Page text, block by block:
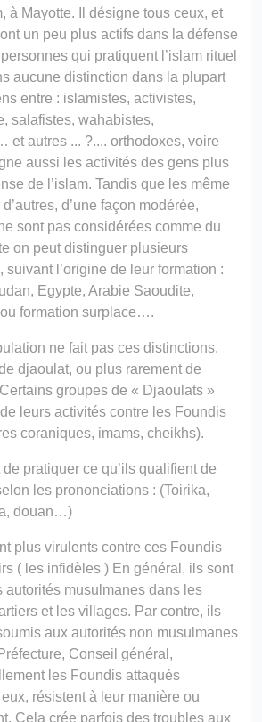
à Mayotte. Il désigne tous ceux, et
un peu plus actifs dans la défense
qui pratiquent l’islam rituel
aucune distinction dans la plupart
entre : islamistes, activistes,
salafistes, wahabistes,
et autres ... ?.... orthodoxes, voire
aussi les activités des gens plus
de l’islam. Tandis que les même
d’une façon modérée,
sont pas considérées comme du
on peut distinguer plusieurs
suivant l’origine de leur formation :
Egypte, Arabie Saoudite,
formation surplace….
ne fait pas ces distinctions.
djaoulat, ou plus rarement de
groupes de « Djaoulats »
leurs activités contre les Foundis
coraniques, imams, cheikhs).
de pratiquer ce qu’ils qualifient de
les prononciations : (Toirika,
douan…)
plus virulents contre ces Foundis
( les infidèles ) En général, ils sont
autorités musulmanes dans les
et les villages. Par contre, ils
aux autorités non musulmanes
Conseil général,
les Foundis attaqués
résistent à leur manière ou
Cela crée parfois des troubles aux